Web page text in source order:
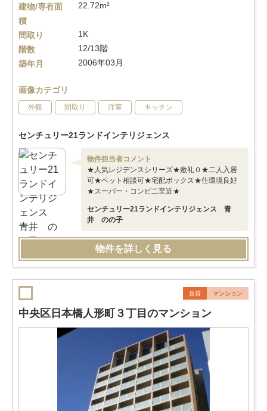
建物/専有面
積
22.72m²
間取り
1K
階数
12/13階
築年月
2006年03月
画像カテゴリ
外観 間取り 洋室 キッチン
センチュリー21ランドインテリジェンス
物件担当者コメント
★人気レジデンスシリーズ★敷礼０★二人入居
可★ペット相談可★宅配ボックス★住環境良好
★スーパー・コンビ二至近★
センチュリー21ランドインテリジェンス 青
井 のの子
物件を詳しく見る
賃貸 マンション
中央区日本橋人形町３丁目のマンション